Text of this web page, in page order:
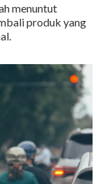
menuntut
produk yang